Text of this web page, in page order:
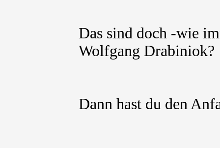
Das sind doch -wie
Wolfgang Drabiniok?
Dann hast du den